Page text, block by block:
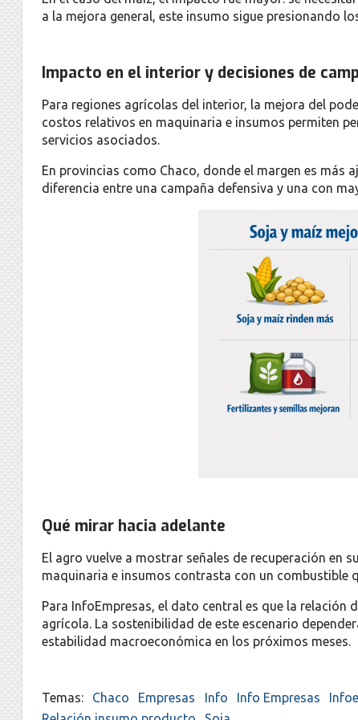
a la mejora general, este insumo sigue presionando
Impacto en el interior y decisiones de
Para regiones agrícolas del interior, la mejora del
costos relativos en maquinaria e insumos permiten
servicios asociados.
En provincias como Chaco, donde el margen es
diferencia entre una campaña defensiva y una con
Qué mirar hacia adelante
El agro vuelve a mostrar señales de recuperación en
maquinaria e insumos contrasta con un combustible
Para InfoEmpresas, el dato central es que la relación
agrícola. La sostenibilidad de este escenario
estabilidad macroeconómica en los próximos meses.
Chaco Empresas Info Info Empresas